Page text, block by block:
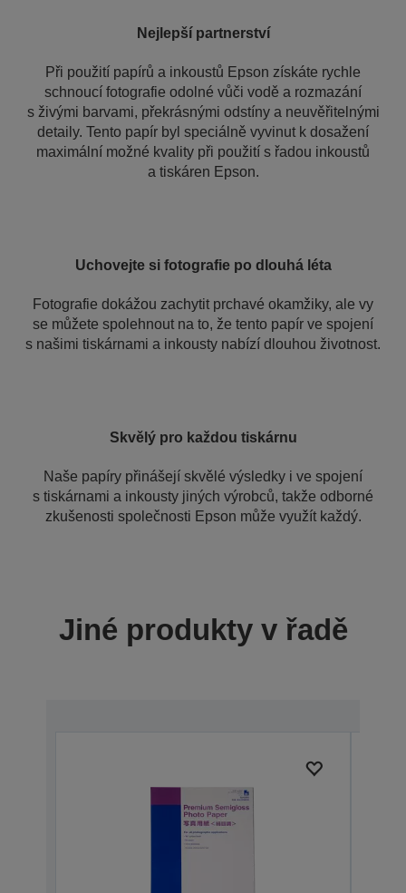
Nejlepší partnerství
Při použití papírů a inkoustů Epson získáte rychle
schnoucí fotografie odolné vůči vodě a rozmazání
s živými barvami, překrásnými odstíny a neuvěřitelnými
detaily. Tento papír byl speciálně vyvinut k dosažení
maximální možné kvality při použití s řadou inkoustů
a tiskáren Epson.
Uchovejte si fotografie po dlouhá léta
Fotografie dokážou zachytit prchavé okamžiky, ale vy
se můžete spolehnout na to, že tento papír ve spojení
s našimi tiskárnami a inkousty nabízí dlouhou životnost.
Skvělý pro každou tiskárnu
Naše papíry přinášejí skvělé výsledky i ve spojení
s tiskárnami a inkousty jiných výrobců, takže odborné
zkušenosti společnosti Epson může využít každý.
Jiné produkty v řadě